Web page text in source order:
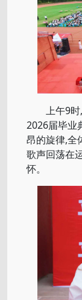
上午9时,
2026届毕业
昂的旋律,全
歌声回荡在
怀。